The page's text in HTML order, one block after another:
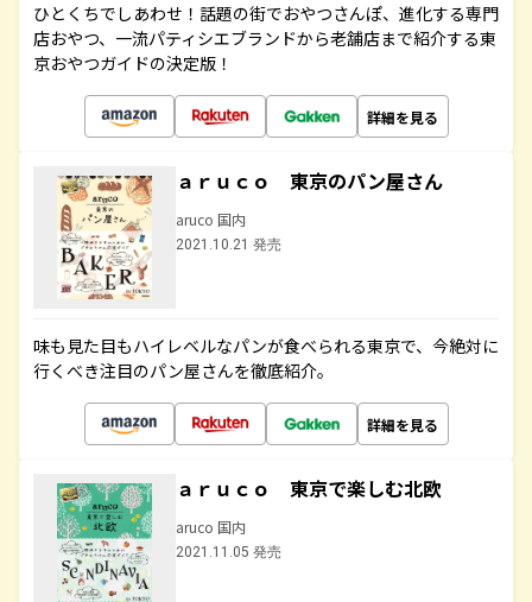
ひとくちでしあわせ！話題の街でおやつさんぽ、進化する専門
店おやつ、一流パティシエブランドから老舗店まで紹介する東
京おやつガイドの決定版！
詳細を見る
ａｒｕｃｏ 東京のパン屋さん
aruco 国内
2021.10.21 発売
味も見た目もハイレベルなパンが食べられる東京で、今絶対に
行くべき注目のパン屋さんを徹底紹介。
詳細を見る
ａｒｕｃｏ 東京で楽しむ北欧
aruco 国内
2021.11.05 発売